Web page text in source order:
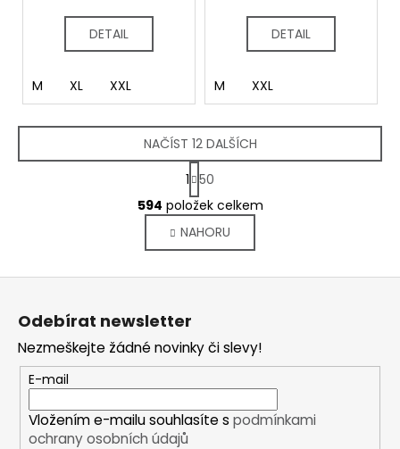
DETAIL
M XL XXL
DETAIL
M XXL
O
v
l
á
d
p
r
v
k
y
NAČÍST 12 DALŠÍCH
S
t
r
á
n
k
1 50
594 položek celkem
NAHORU
Z
Odebírat newsletter
Nezmeškejte žádné novinky či slevy!
E-mail
Vložením e-mailu souhlasíte s podmínkami
ochrany osobních údajů